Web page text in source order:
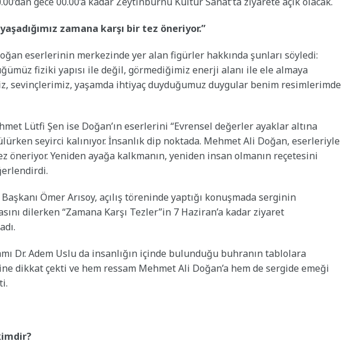
zamana karşı bir tez öneriyor.”
eserlerinin merkezinde yer alan figürler hakkında şunları söyledi:
fiziki yapısı ile değil, görmediğimiz enerji alanı ile ele almaya
sevinçlerimiz, yaşamda ihtiyaç duyduğumuz duygular benim resimlerimde
Lütfi Şen ise Doğan’ın eserlerini “Evrensel değerler ayaklar altına
seyirci kalınıyor. İnsanlık dip noktada. Mehmet Ali Doğan, eserleriyle
öneriyor. Yeniden ayağa kalkmanın, yeniden insan olmanın reçetesini
Ömer Arısoy, açılış töreninde yaptığı konuşmada serginin
dilerken “Zamana Karşı Tezler”in 7 Haziran’a kadar ziyaret
Dr. Adem Uslu da insanlığın içinde bulunduğu buhranın tablolara
dikkat çekti ve hem ressam Mehmet Ali Doğan’a hem de sergide emeği